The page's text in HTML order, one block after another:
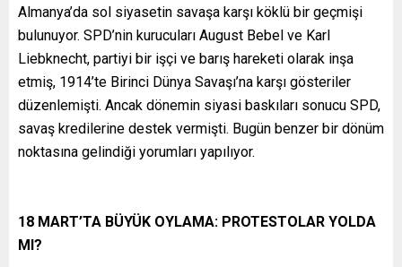
Almanya’da sol siyasetin savaşa karşı köklü bir geçmişi
bulunuyor. SPD’nin kurucuları August Bebel ve Karl
Liebknecht, partiyi bir işçi ve barış hareketi olarak inşa
etmiş, 1914’te Birinci Dünya Savaşı’na karşı gösteriler
düzenlemişti. Ancak dönemin siyasi baskıları sonucu SPD,
savaş kredilerine destek vermişti. Bugün benzer bir dönüm
noktasına gelindiği yorumları yapılıyor.
18 MART’TA BÜYÜK OYLAMA: PROTESTOLAR YOLDA
MI?